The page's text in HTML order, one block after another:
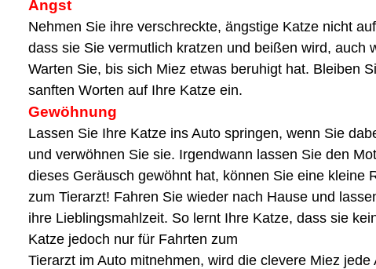
Angst
Nehmen Sie ihre verschreckte, ängstige Katze nicht
dass sie Sie vermutlich kratzen und beißen wird, auch
Warten Sie, bis sich Miez etwas beruhigt hat. Bleiben
sanften Worten auf Ihre Katze ein.
Gewöhnung
Lassen Sie Ihre Katze ins Auto springen, wenn Sie
und verwöhnen Sie sie. Irgendwann lassen Sie den
dieses Geräusch gewöhnt hat, können Sie eine kleine
zum Tierarzt! Fahren Sie wieder nach Hause und
ihre Lieblingsmahlzeit. So lernt Ihre Katze, dass sie
Katze jedoch nur für Fahrten zum
Tierarzt im Auto mitnehmen, wird die clevere Miez